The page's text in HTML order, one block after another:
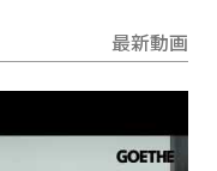
最新動画